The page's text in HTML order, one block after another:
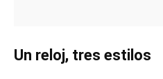
Un reloj, tres estilos